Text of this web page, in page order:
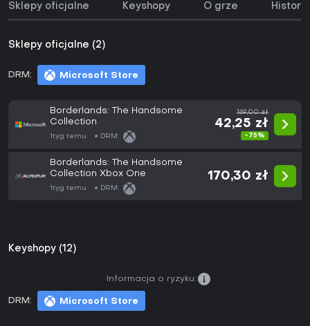
Sklepy oficjalne Keyshopy O grze
Sklepy oficjalne (2)
DRM: Microsoft Store
Borderlands: The Handsome
Collection
1tyg temu DRM:
169,00 zł
42,25 zł
-75%
Borderlands: The Handsome
Collection Xbox One
1tyg temu DRM:
170,30 zł
Keyshopy (12)
DRM: Microsoft Store
Informacja o ryzyku: